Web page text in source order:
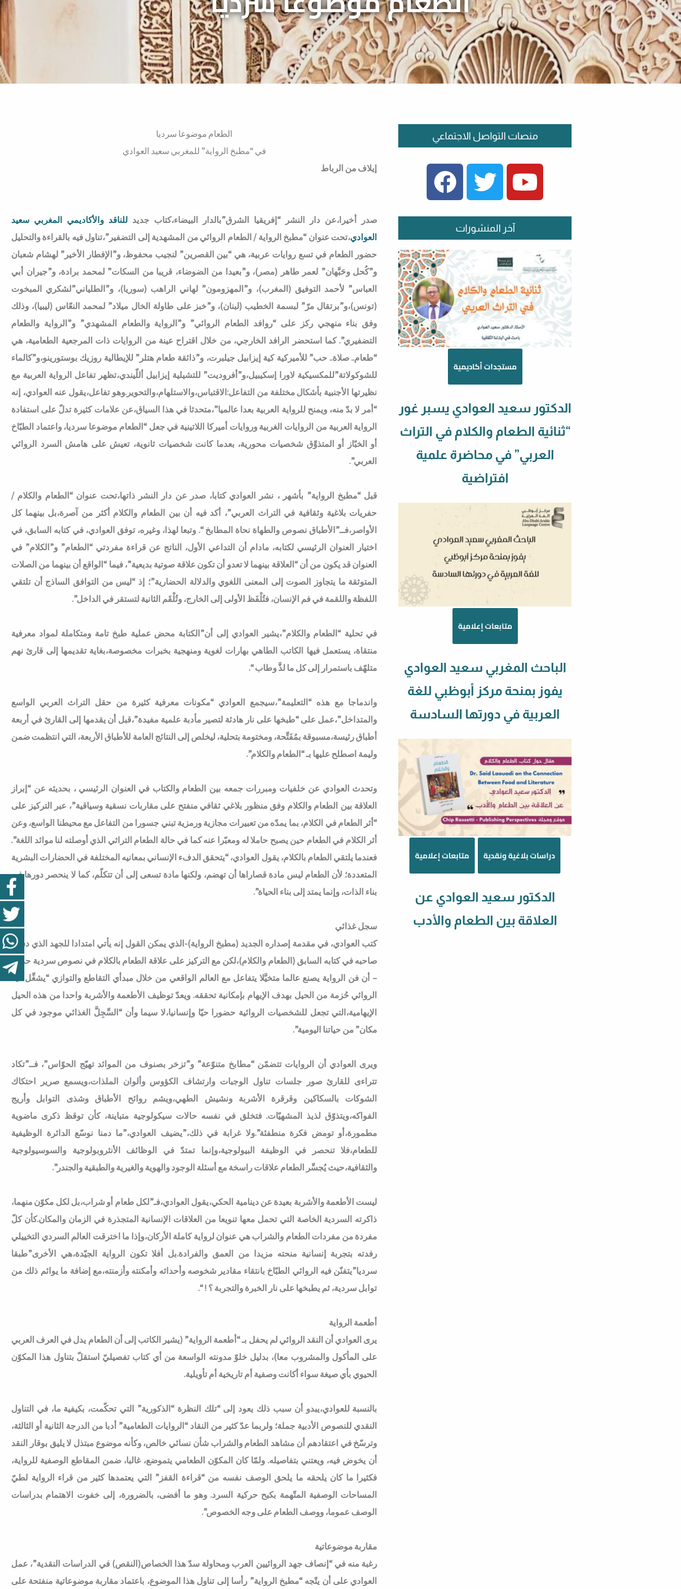
الطعام موضوعا سرديا
في “مطبخ الرواية” للمغربي سعيد العوادي
إيلاف من الرباط
صدر أخيرا،عن دار النشر “إفريقيا الشرق”بالدار البيضاء،كتاب جديد للناقد والأكاديمي المغربي سعيد
العوادي،تحت عنوان “مطبخ الرواية / الطعام الروائي من المشهدية إلى التضفير”،تناول فيه بالقراءة والتحليل
حضور الطعام في تسع روايات عربية، هي “بين القصرين” لنجيب محفوظ، و”الإفطار الأخير” لهشام شعبان
و”كُحل وحَبَّهان” لعمر طاهر (مصر)، و”بعيدا من الضوضاء، قريبا من السكات” لمحمد برادة، و”جيران أبي
العباس” لأحمد التوفيق (المغرب)، و”المهزومون” لهاني الراهب (سوريا)، و”الطلياني”لشكري المبخوت
(تونس)،و”برتقال مرّ” لبسمة الخطيب (لبنان)، و”خبز على طاولة الخال ميلاد” لمحمد النعّاس (ليبيا)، وذلك
وفق بناء منهجي ركز على “روافد الطعام الروائي” و”الرواية والطعام المشهدي” و”الرواية والطعام
التضفيري”. كما استحضر الرافد الخارجي، من خلال اقتراح عينة من الروايات ذات المرجعية الطعامية، هي
“طعام.. صلاة.. حب” للأميركية كية إيزابيل جيلبرت، و”ذائقة طعام هتلر” للإيطالية روزيك بوستورينو،و”كالماء
للشوكولاتة”للمكسيكية لاورا إسكيبيل،و”أفروديت” للتشيلية إيزابيل أللّيندي،تظهر تفاعل الرواية العربية مع
نظيرتها الأجنبية بأشكال مختلفة من التفاعل:الاقتباس،والاستلهام،والتحوير.وهو تفاعل،يقول عنه العوادي، إنه
“أمر لا بدّ منه، ويمنح للرواية العربية بعدا عالميا”،متحدثا في هذا السياق،عن علامات كثيرة تدلّ على استفادة
الرواية العربية من الروايات الغربية وروايات أميركا اللاتينية في جعل “الطعام موضوعا سرديا، واعتماد الطبّاخ
أو الخبّاز أو المتذوِّق شخصيات محورية، بعدما كانت شخصيات ثانوية، تعيش على هامش السرد الروائي
العربي”.
قبل “مطبخ الرواية” بأشهر ، نشر العوادي كتابا، صدر عن دار النشر ذاتها،تحت عنوان “الطعام والكلام /
حفريات بلاغية وثقافية في التراث العربي”، أكد فيه أن بين الطعام والكلام أكثر من آصرة،بل بينهما كل
الأواصر،فــ”الأطباق نصوص والطهاة نحاة المطابخ “. وتبعا لهذا، وغيره، توفق العوادي، في كتابه السابق، في
اختيار العنوان الرئيسي لكتابه، مادام أن التداعي الأول، الناتج عن قراءة مفردتي “الطعام” و”الكلام” في
العنوان قد يكون من أن “العلاقة بينهما لا تعدو أن تكون علاقة صوتية بديعية”، فيما “الواقع أن بينهما من الصلات
المتوثقة ما يتجاوز الصوت إلى المعنى اللغوي والدلالة الحضارية”؛ إذ “ليس من التوافق الساذج أن تلتقي
اللفظة واللقمة في فم الإنسان، فتُلْفَظ الأولى إلى الخارج، وتُلْقَم الثانية لتستقر في الداخل”.
في تحلية “الطعام والكلام”،يشير العوادي إلى أن”الكتابة محض عملية طبخ تامة ومتكاملة لمواد معرفية
منتقاة، يستعمل فيها الكاتب الطاهي بهارات لغوية ومنهجية بخبرات مخصوصة،بغاية تقديمها إلى قارئ نهم
متلهّف باستمرار إلى كل ما لذَّ وطاب “.
واندماجا مع هذه “التعليمة”،سيجمع العوادي “مكونات معرفية كثيرة من حقل التراث العربي الواسع
والمتداخل”،عمل على “طبخها على نار هادئة لتصير مأدبة علمية مفيدة”،قبل أن يقدمها إلى القارئ في أربعة
أطباق رئيسة،مسبوقة بمُفَتِّحة، ومختومة بتحلية، ليخلص إلى النتائج العامة للأطباق الأربعة، التي انتظمت ضمن
وليمة اصطلح عليها بـ “الطعام والكلام”.
وتحدث العوادي عن خلفيات ومبررات جمعه بين الطعام والكتاب في العنوان الرئيسي ، بحديثه عن “إبراز
العلاقة بين الطعام والكلام وفق منظور بلاغي ثقافي منفتح على مقاربات نسقية وسياقية”، عبر التركيز على
“أثر الطعام في الكلام، بما يمدّه من تعبيرات مجازية ورمزية تبني جسورا من التفاعل مع محيطنا الواسع، وعن
أثر الكلام في الطعام حين يصبح حاملا له ومعبّرا عنه كما في حالة الطعام التراثي الذي أوصلته لنا موائد اللغة”.
فعندما يلتقي الطعام بالكلام، يقول العوادي، “يتحقق الدفء الإنساني بمعانيه المختلفة في الحضارات البشرية
المتعددة؛ لأن الطعام ليس مادة قصاراها أن تهضم، ولكنها مادة تسعى إلى أن تتكلّم، كما لا ينحصر دورها في
بناء الذات، وإنما يمتد إلى بناء الحياة”.
سجل غذائي
كتب العوادي، في مقدمة إصداره الجديد (مطبخ الرواية)-الذي يمكن القول إنه يأتي امتدادا للجهد الذي دشنه
صاحبه في كتابه السابق (الطعام والكلام)،لكن مع التركيز على علاقة الطعام بالكلام في نصوص سردية حديثة
– أن فن الرواية يصنع عالما متخيَّلا يتفاعل مع العالم الواقعي من خلال مبدأي التقاطع والتوازي “يشغِّل فيه
الروائي حُزمة من الحيل بهدف الإيهام بإمكانية تحققه. ويعدّ توظيف الأطعمة والأشربة واحدا من هذه الحيل
الإيهامية،التي تجعل للشخصيات الروائية حضورا حيّا وإنسانيا،لا سيما وأن “السِّجِلَّ الغذائي موجود في كل
مكان” من حياتنا اليومية”.
ويرى العوادي أن الروايات تتضمّن “مطابخ متنوّعة” و”تزخر بصنوف من الموائد تهيّج الحوّاس”، فــ”تكاد
تتراءى للقارئ صور جلسات تناول الوجبات وارتشاف الكؤوس وألوان الملذات،ويسمع صرير احتكاك
الشوكات بالسكاكين وقرقرة الأشربة ونشيش الطهي،ويشم روائح الأطباق وشذى التوابل وأريج
الفواكه،ويتذوّق لذيذ المشهيّات. فتخلق في نفسه حالات سيكولوجية متباينة، كأن توقظ ذكرى ماضوية
مطمورة،أو تومض فكرة منطفئة”.ولا غرابة في ذلك،”يضيف العوادي،”ما دمنا نوسّع الدائرة الوظيفية
للطعام،فلا تنحصر في الوظيفة البيولوجية،وإنما تمتدّ في الوظائف الأنثروبولوجية والسوسيولوجية
والثقافية،حيث يُجسِّر الطعام علاقات راسخة مع أسئلة الوجود والهوية والغيرية والطبقية والجندر”.
ليست الأطعمة والأشربة بعيدة عن دينامية الحكي،يقول العوادي،فـ”لكل طعام أو شراب،بل لكل مكوّن منهما،
ذاكرته السردية الخاصة التي تحمل معها تنويعا من العلاقات الإنسانية المتجذرة في الزمان والمكان.كأن كلّ
مفردة من مفردات الطعام والشراب هي عنوان لرواية كاملة الأركان،وإذا ما اخترقت العالم السردي التخييلي
رفدته بتجربة إنسانية منحته مزيدا من العمق والفرادة.بل أفلا تكون الرواية الجيّدة،هي الأخرى”طبقا
سرديا”يتفنّن فيه الروائي الطبّاخ بانتقاء مقادير شخوصه وأحداثه وأمكنته وأزمنته،مع إضافة ما يوائم ذلك من
توابل سردية، ثم يطبخها على نار الخبرة والتجربة ؟ ! “.
أطعمة الرواية
يرى العوادي أن النقد الروائي لم يحفل بـ “أطعمة الرواية” (يشير الكاتب إلى أن الطعام يدل في العرف العربي
على المأكول والمشروب معا)، بدليل خلوّ مدونته الواسعة من أي كتاب تفصيليّ استقلّ بتناول هذا المكوّن
الحيوي بأي صيغة سواء أكانت وصفية أم تاريخية أم تأويلية.
بالنسبة للعوادي،يبدو أن سبب ذلك يعود إلى “تلك النظرة “الذكورية” التي تحكّمت، بكيفية ما، في التناول
النقدي للنصوص الأدبية جملة؛ ولربما عدّ كثير من النقاد “الروايات الطعامية” أدبا من الدرجة الثانية أو الثالثة،
وترسّخ في اعتقادهم أن مشاهد الطعام والشراب شأن نسائي خالص، وكأنه موضوع مبتذل لا يليق بوقار النقد
أن يخوض فيه، ويعتني بتفاصيله. ولمّا كان المكوّن الطعامي يتموضع، غالبا، ضمن المقاطع الوصفية للرواية،
فكثيرا ما كان يلحقه ما يلحق الوصف نفسه من “قراءة القفز” التي يعتمدها كثير من قراء الرواية لطيّ
المساحات الوصفية المتّهمة بكبح حركية السرد. وهو ما أفضى، بالضرورة، إلى خفوت الاهتمام بدراسات
الوصف عموما، ووصف الطعام على وجه الخصوص”.
مقاربة موضوعاتية
رغبة منه في “إنصاف جهد الروائيين العرب ومحاولة سدّ هذا الخصاص(النقص) في الدراسات النقدية”، عمل
العوادي على أن يتّجه “مطبخ الرواية” رأسا إلى تناول هذا الموضوع، باعتماد مقاربة موضوعاتية منفتحة على
منصات التواصل الاجتماعي
FACEBOOK
TWITTERYOUTUBE
آخر المنشورات
مستجدات أكاديمية
الدكتور سعيد العوادي يسبر غور
“ثنائية الطعام والكلام في التراث
العربي” في محاضرة علمية
افتراضية
متابعات إعلامية
الباحث المغربي سعيد العوادي
يفوز بمنحة مركز أبوظبي للغة
العربية في دورتها السادسة
متابعات إعلامية دراسات بلاغية ونقدية
الدكتور سعيد العوادي عن
العلاقة بين الطعام والأدب